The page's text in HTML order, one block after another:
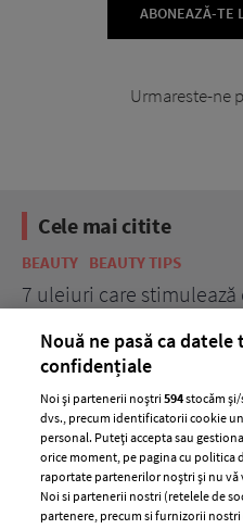
ABONEAZĂ-TE
Urmareste-ne
Cele mai citite
BEAUTY BEAUTY TIPS
7 uleiuri care stimulează
Nouă ne pasă ca
confidențiale
Noi și partenerii noștri594stocăm
dvs., precum identificatorii cookie
personal. Puteți accepta sau
orice moment, pe pagina cu politica
raportate partenerilor noștri și nu vă
Noi si partenerii nostri (retelele de
partenere, precum si furnizorii